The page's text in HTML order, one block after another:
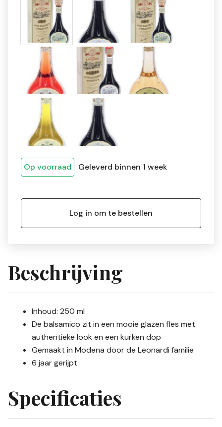
Op voorraad Geleverd binnen 1 week
Log in om te bestellen
Beschrijving
Inhoud: 250 ml
De balsamico zit in een mooie glazen fles met
authentieke look en een kurken dop
Gemaakt in Modena door de Leonardi familie
6 jaar gerijpt
Specificaties